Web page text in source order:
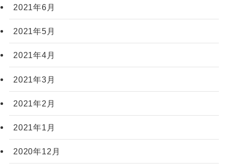
2021年6月
2021年5月
2021年4月
2021年3月
2021年2月
2021年1月
2020年12月